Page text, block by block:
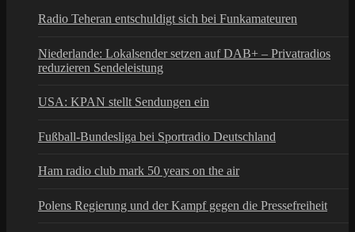
Radio Teheran entschuldigt sich bei Funkamateuren
Niederlande: Lokalsender setzen auf DAB+ – Privatradios
reduzieren Sendeleistung
USA: KPAN stellt Sendungen ein
Fußball-Bundesliga bei Sportradio Deutschland
Ham radio club mark 50 years on the air
Polens Regierung und der Kampf gegen die Pressefreiheit